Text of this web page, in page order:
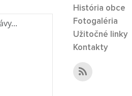
História obce
Fotogaléria
Užitočné linky
Kontakty